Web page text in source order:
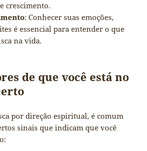
crescimento.
: Conhecer suas emoções,
é essencial para entender o que
na vida.
de que você está no
por direção espiritual, é comum
sinais que indicam que você